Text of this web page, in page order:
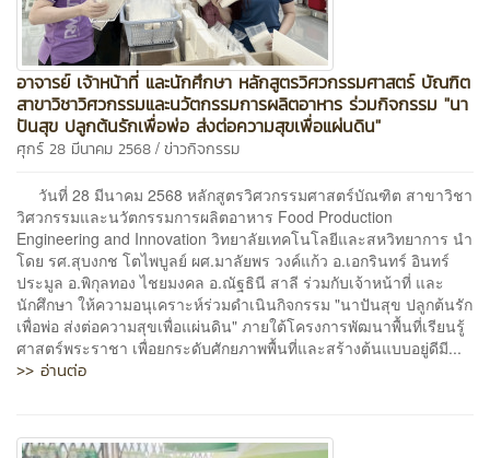
อาจารย์ เจ้าหน้าที่ และนักศึกษา หลักสูตรวิศวกรรมศาสตร์ บัณฑิต
สาขาวิชาวิศวกรรมและนวัตกรรมการผลิตอาหาร ร่วมกิจกรรม "นา
ปันสุข ปลูกต้นรักเพื่อพ่อ ส่งต่อความสุขเพื่อแผ่นดิน"
ศุกร์ 28 มีนาคม 2568 / ข่าวกิจกรรม
วันที่ 28 มีนาคม 2568 หลักสูตรวิศวกรรมศาสตร์บัณฑิต สาขาวิชา
วิศวกรรมและนวัตกรรมการผลิตอาหาร Food Production
Engineering and Innovation วิทยาลัยเทคโนโลยีและสหวิทยาการ นำ
โดย รศ.สุบงกช โตไพบูลย์ ผศ.มาลัยพร วงค์แก้ว อ.เอกรินทร์ อินทร์
ประมูล อ.พิกุลทอง ไชยมงคล อ.ณัฐธินี สาลี ร่วมกับเจ้าหน้าที่ และ
นักศึกษา ให้ความอนุเคราะห์ร่วมดำเนินกิจกรรม "นาปันสุข ปลูกต้นรัก
เพื่อพ่อ ส่งต่อความสุขเพื่อแผ่นดิน" ภายใต้โครงการพัฒนาพื้นที่เรียนรู้
ศาสตร์พระราชา เพื่อยกระดับศักยภาพพื้นที่และสร้างต้นแบบอยู่ดีมี...
>> อ่านต่อ